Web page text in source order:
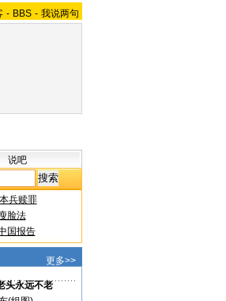
- BBS - 我说两句
说吧
兵赎罪
脸法
国报告
更多>>
头永远不老